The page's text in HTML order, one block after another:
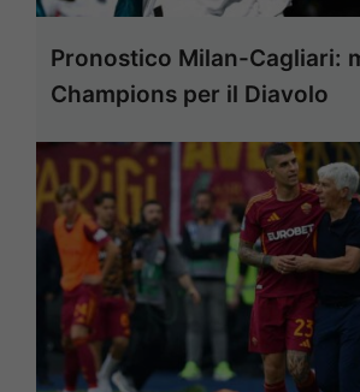
Pronostico Milan-Cagliari:
Champions per il Diavolo